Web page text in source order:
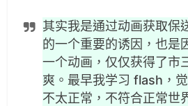
其实我是通过动画获取保
的一个重要的诱因，也是
一个动画，仅仅获得了市
爽。最早我学习 flash，
不太正常，不符合正常世